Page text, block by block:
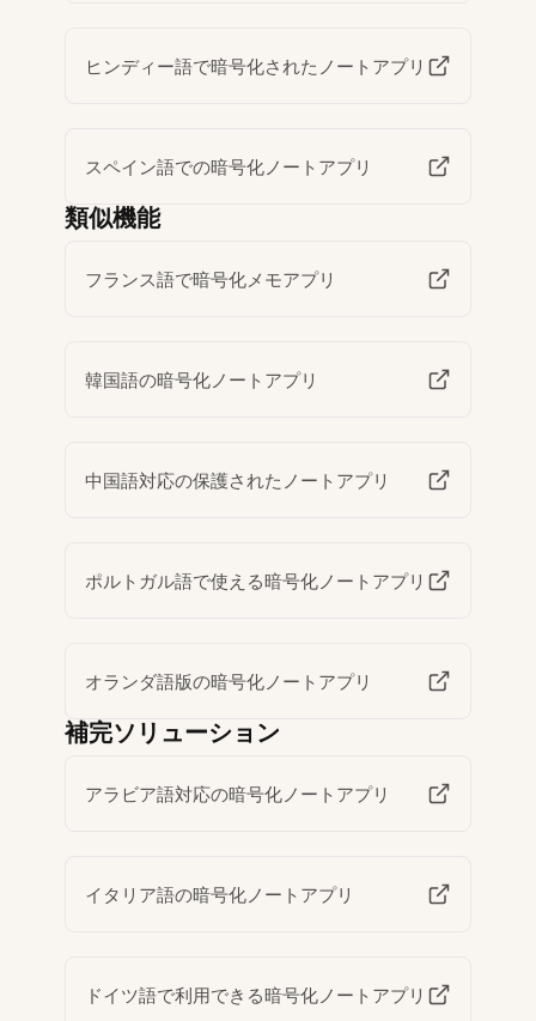
ヒンディー語で暗号化されたノートアプリ
スペイン語での暗号化ノートアプリ
類似機能
フランス語で暗号化メモアプリ
韓国語の暗号化ノートアプリ
中国語対応の保護されたノートアプリ
ポルトガル語で使える暗号化ノートアプリ
オランダ語版の暗号化ノートアプリ
補完ソリューション
アラビア語対応の暗号化ノートアプリ
イタリア語の暗号化ノートアプリ
ドイツ語で利用できる暗号化ノートアプリ